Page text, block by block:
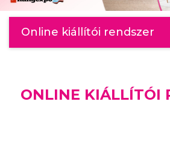
Online kiállítói rendszer
ONLINE KIÁLLÍTÓI